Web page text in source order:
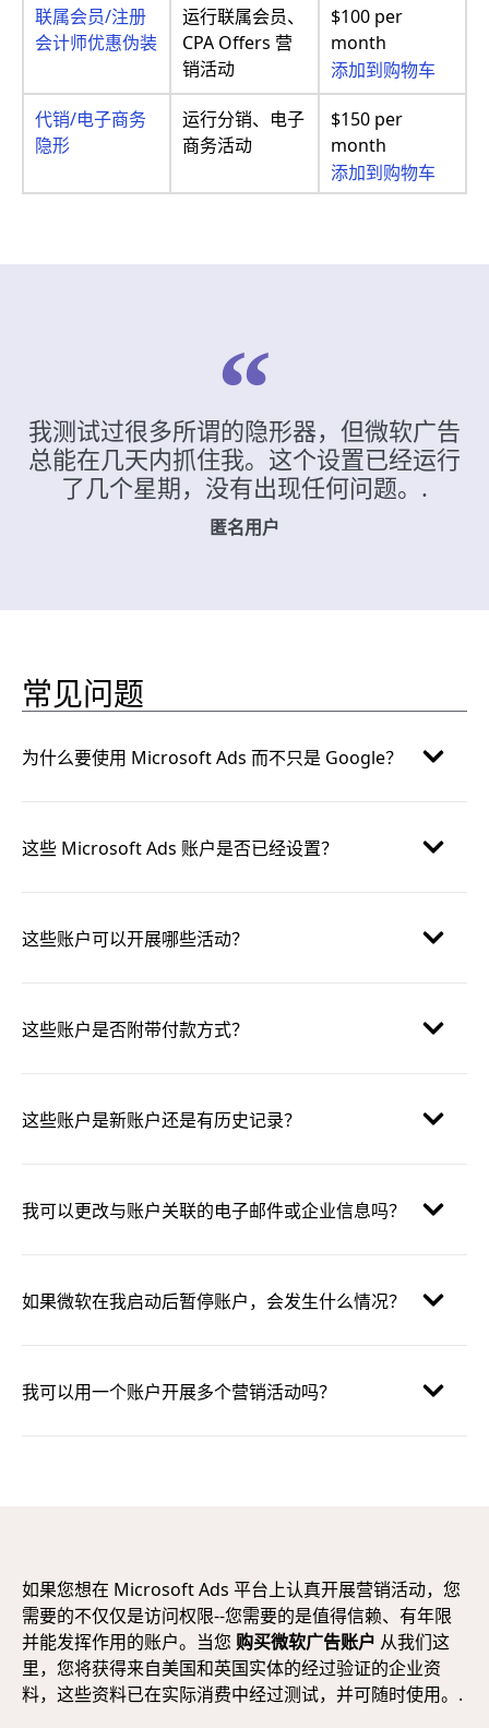
联属会员/注册
会计师优惠伪装
运行联属会员、
CPA Offers 营
销活动
$100 per
month
添加到购物车
代销/电子商务
隐形
运行分销、电子
商务活动
$150 per
month
添加到购物车
我测试过很多所谓的隐形器，但微软广告
总能在几天内抓住我。这个设置已经运行
了几个星期，没有出现任何问题。.
匿名用户
常见问题
为什么要使用 Microsoft Ads 而不只是 Google？
这些 Microsoft Ads 账户是否已经设置？
这些账户可以开展哪些活动？
这些账户是否附带付款方式？
这些账户是新账户还是有历史记录？
我可以更改与账户关联的电子邮件或企业信息吗？
如果微软在我启动后暂停账户，会发生什么情况？
我可以用一个账户开展多个营销活动吗？
如果您想在 Microsoft Ads 平台上认真开展营销活动，您
需要的不仅仅是访问权限--您需要的是值得信赖、有年限
并能发挥作用的账户。当您 购买微软广告账户 从我们这
里，您将获得来自美国和英国实体的经过验证的企业资
料，这些资料已在实际消费中经过测试，并可随时使用。.